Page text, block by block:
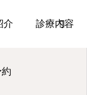
介 診療内容
化